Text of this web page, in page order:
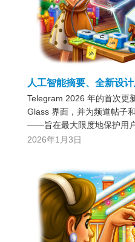
人工智能摘要、全新设
Telegram 2026 年的首次更
Glass 界面，并为频道帖子
——旨在最大限度地保护用
2026年1月3日